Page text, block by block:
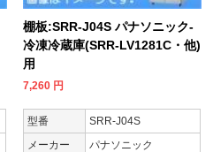
棚板:SRR-J04S パナソニック-
冷凍冷蔵庫(SRR-LV1281C・他)
用
7,260 円
型番
SRR-J04S
メーカー
パナソニック